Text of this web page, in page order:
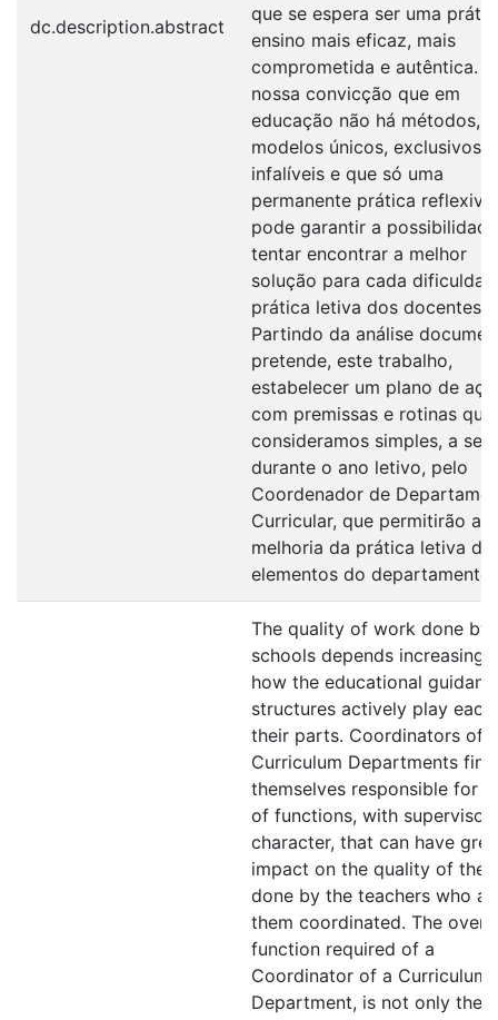
dc.description.abstract
que se espera ser uma
ensino mais eficaz, mais
comprometida e autêntica. É
nossa convicção que em
educação não há métodos,
modelos únicos, exclusivos e
infalíveis e que só uma
permanente prática reflexiva
pode garantir a
tentar encontrar a melhor
solução para cada
prática letiva dos docentes.
Partindo da análise
pretende, este trabalho,
estabelecer um plano de
com premissas e rotinas que
consideramos simples, a
durante o ano letivo, pelo
Coordenador de
Curricular, que permitirão a
melhoria da prática letiva
elementos do departamento.
The quality of work done by
schools depends
how the educational
structures actively play
their parts. Coordinators of
Curriculum Departments find
themselves responsible for
of functions, with
character, that can have
impact on the quality of the
done by the teachers who
them coordinated. The
function required of a
Coordinator of a Curriculum
Department, is not only the